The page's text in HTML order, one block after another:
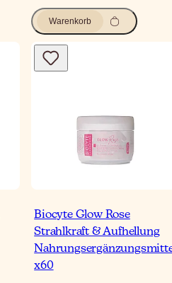
Warenkorb
Biocyte Glow Rose
Strahlkraft & Aufhellung
x60